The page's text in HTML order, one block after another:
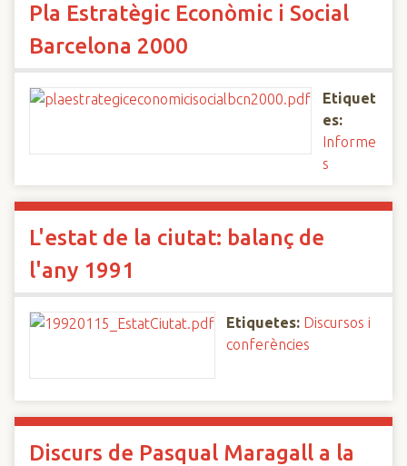
Pla Estratègic Econòmic i Social
Barcelona 2000
Etiquet
es:
Informe
s
L'estat de la ciutat: balanç de
l'any 1991
Etiquetes: Discursos i
conferències
Discurs de Pasqual Maragall a la